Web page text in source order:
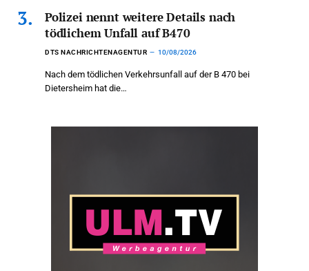
Polizei nennt weitere Details nach
tödlichem Unfall auf B470
DTS NACHRICHTENAGENTUR 10/08/2026
Nach dem tödlichen Verkehrsunfall auf der B 470 bei
Dietersheim hat die…